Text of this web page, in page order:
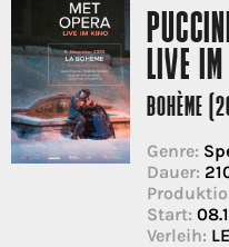
LIVE
BOHÈME
Genre:
Dauer:
Start:
Verleih: